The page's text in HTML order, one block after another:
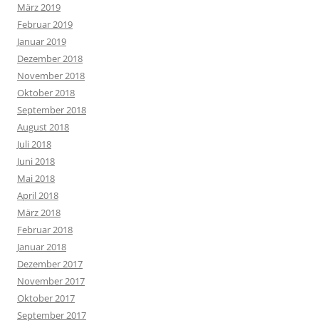
März 2019
Februar 2019
Januar 2019
Dezember 2018
November 2018
Oktober 2018
September 2018
August 2018
Juli 2018
Juni 2018
Mai 2018
April 2018
März 2018
Februar 2018
Januar 2018
Dezember 2017
November 2017
Oktober 2017
September 2017